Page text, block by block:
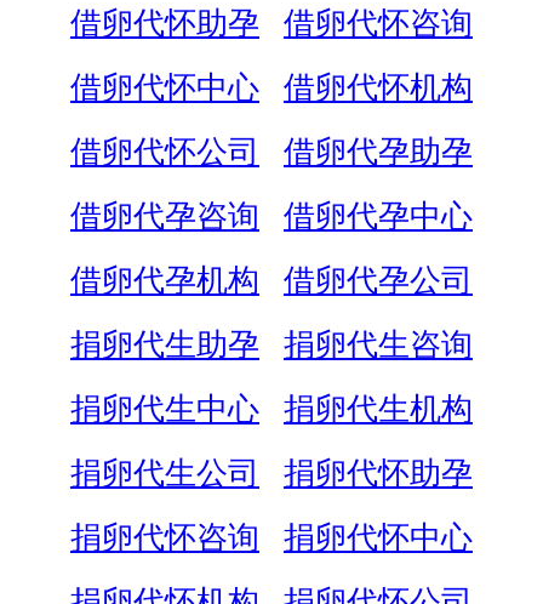
借卵代怀助孕
借卵代怀咨询
借卵代怀中心
借卵代怀机构
借卵代怀公司
借卵代孕助孕
借卵代孕咨询
借卵代孕中心
借卵代孕机构
借卵代孕公司
捐卵代生助孕
捐卵代生咨询
捐卵代生中心
捐卵代生机构
捐卵代生公司
捐卵代怀助孕
捐卵代怀咨询
捐卵代怀中心